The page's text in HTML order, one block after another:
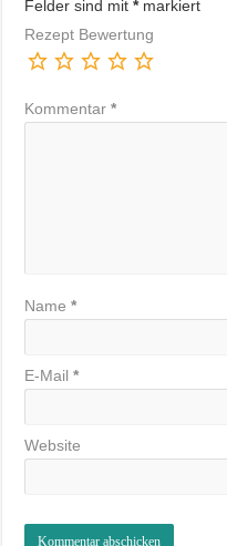
Felder sind mit*markiert
Rezept Bewertung
Kommentar*
Name*
E-Mail*
Website